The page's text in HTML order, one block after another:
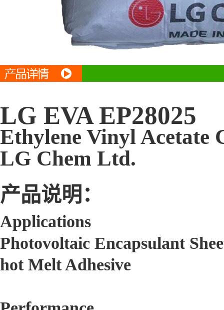
LG EVA EP28025
Ethylene Vinyl Acetate
LG Chem Ltd.
产品说明：
Applications
Photovoltaic Encapsulant
hot Melt Adhesive